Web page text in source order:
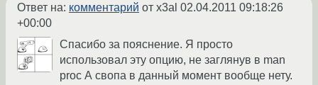
Ответ на: комментарий от x3al 02.04.2011 09:18:26
+00:00
Спасибо за пояснение. Я просто
использовал эту опцию, не заглянув в man
proc А свопа в данный момент вообще нету.